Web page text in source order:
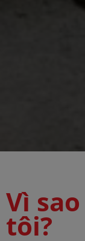
Vì
tôi?